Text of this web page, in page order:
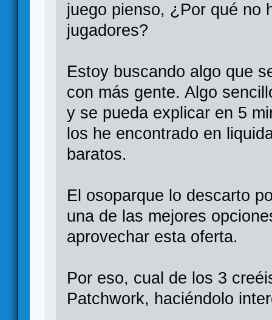
juego pienso, ¿Por qué no
jugadores?
Estoy buscando algo que
con más gente. Algo
y se pueda explicar en 5
los he encontrado en
baratos.
El osoparque lo descarto
una de las mejores
aprovechar esta oferta.
Por eso, cual de los 3
Patchwork, haciéndolo